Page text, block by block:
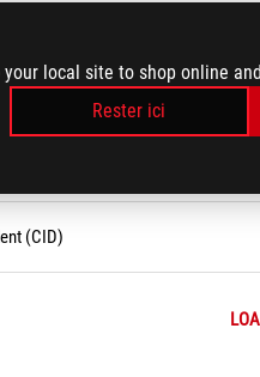
your local site to shop online
Rester ici
(CID)
(CID)